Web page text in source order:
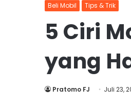
Beli Mobil Tips & Trik
5 Ciri
yang
Pratomo FJ Juli 23,